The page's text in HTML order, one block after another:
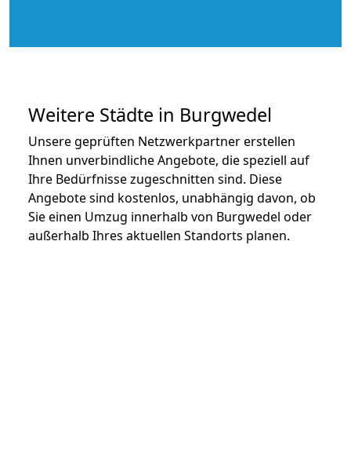
Weitere Städte in Burgwedel
Unsere geprüften Netzwerkpartner erstellen
Ihnen unverbindliche Angebote, die speziell auf
Ihre Bedürfnisse zugeschnitten sind. Diese
Angebote sind kostenlos, unabhängig davon, ob
Sie einen Umzug innerhalb von Burgwedel oder
außerhalb Ihres aktuellen Standorts planen.